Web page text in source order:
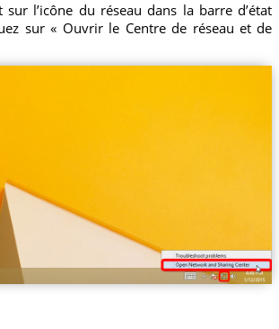
l’icône du réseau dans la barre d’état
sur « Ouvrir le Centre de réseau et de